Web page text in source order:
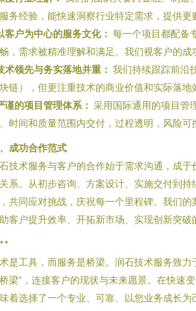
务经验，能快速洞察行业特定需求，提供更
客户为中心的服务文化： 每一个项目都配备
，需求被精准理解和满足。我们视客户的成
术领先与务实落地并重： 我们持续跟踪前沿
链），但更注重技术的商业价值和实际落地
谨的项目管理体系： 采用国际通用的项目管
时间和质量范围内交付，过程透明，风险可
成功合作范式
技术服务与客户的合作始于需求沟通，成
系。从初步咨询、方案设计、实施交付到
共同应对挑战，庆祝每一个里程碑。我们
客户提升效率、开拓新市场、实现创新突破
是工具，而服务是桥梁。润石技术服务致力
梁”，连接客户的现状与未来愿景。在快速
着选择了一个专业、可靠、以您业务成长